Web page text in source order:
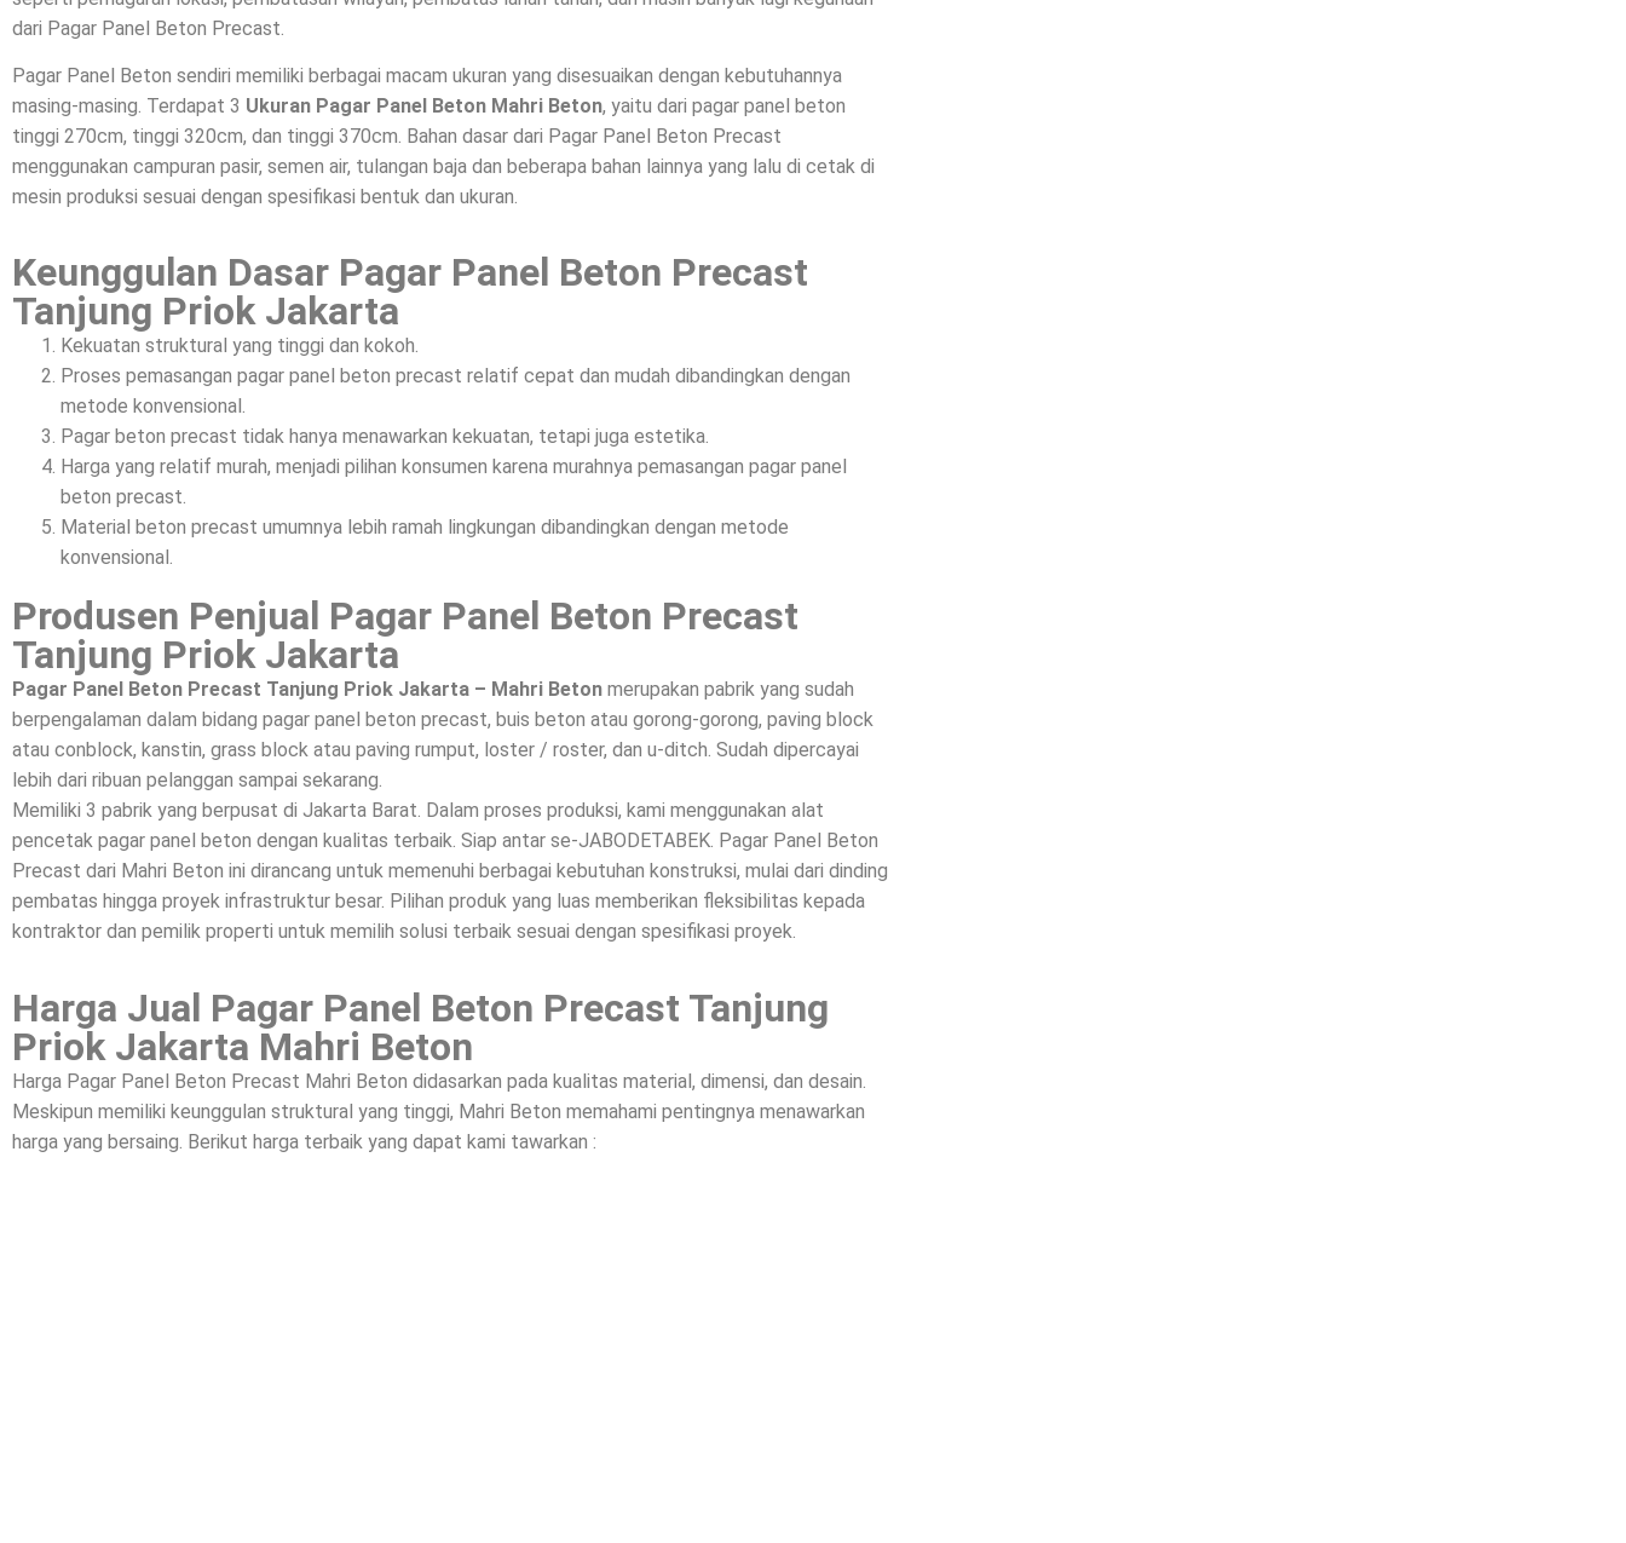
dari Pagar Panel Beton Precast.
Pagar Panel Beton sendiri memiliki berbagai macam ukuran yang disesuaikan dengan kebutuhannya
masing-masing. Terdapat 3 Ukuran Pagar Panel Beton Mahri Beton, yaitu dari pagar panel beton
tinggi 270cm, tinggi 320cm, dan tinggi 370cm. Bahan dasar dari Pagar Panel Beton Precast
menggunakan campuran pasir, semen air, tulangan baja dan beberapa bahan lainnya yang lalu di cetak di
mesin produksi sesuai dengan spesifikasi bentuk dan ukuran.
Keunggulan Dasar Pagar Panel Beton Precast
Tanjung Priok Jakarta
Kekuatan struktural yang tinggi dan kokoh.
Proses pemasangan pagar panel beton precast relatif cepat dan mudah dibandingkan dengan
metode konvensional.
Pagar beton precast tidak hanya menawarkan kekuatan, tetapi juga estetika.
Harga yang relatif murah, menjadi pilihan konsumen karena murahnya pemasangan pagar panel
beton precast.
Material beton precast umumnya lebih ramah lingkungan dibandingkan dengan metode
konvensional.
Produsen Penjual Pagar Panel Beton Precast
Tanjung Priok Jakarta
Pagar Panel Beton Precast Tanjung Priok Jakarta – Mahri Beton merupakan pabrik yang sudah
berpengalaman dalam bidang pagar panel beton precast, buis beton atau gorong-gorong, paving block
atau conblock, kanstin, grass block atau paving rumput, loster / roster, dan u-ditch. Sudah dipercayai
lebih dari ribuan pelanggan sampai sekarang.
Memiliki 3 pabrik yang berpusat di Jakarta Barat. Dalam proses produksi, kami menggunakan alat
pencetak pagar panel beton dengan kualitas terbaik. Siap antar se-JABODETABEK. Pagar Panel Beton
Precast dari Mahri Beton ini dirancang untuk memenuhi berbagai kebutuhan konstruksi, mulai dari dinding
pembatas hingga proyek infrastruktur besar. Pilihan produk yang luas memberikan fleksibilitas kepada
kontraktor dan pemilik properti untuk memilih solusi terbaik sesuai dengan spesifikasi proyek.
Harga Jual Pagar Panel Beton Precast Tanjung
Priok Jakarta Mahri Beton
Harga Pagar Panel Beton Precast Mahri Beton didasarkan pada kualitas material, dimensi, dan desain.
Meskipun memiliki keunggulan struktural yang tinggi, Mahri Beton memahami pentingnya menawarkan
harga yang bersaing. Berikut harga terbaik yang dapat kami tawarkan :